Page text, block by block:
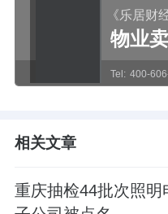
《乐居财
物业
Tel: 400-
相关文章
重庆抽检44批次照